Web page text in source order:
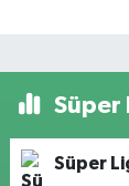
Süper
Süper